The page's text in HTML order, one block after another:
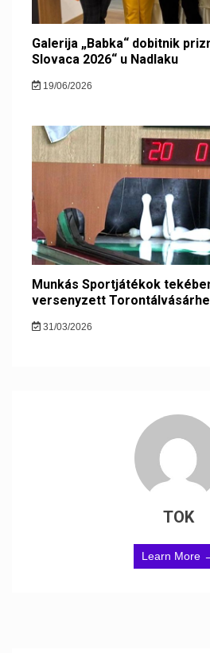
Galerija „Babka“ dobitnik
Slovaca 2026“ u Nadlaku
19/06/2026
Munkás Sportjátékok
versenyzett
31/03/2026
TOK
Learn More